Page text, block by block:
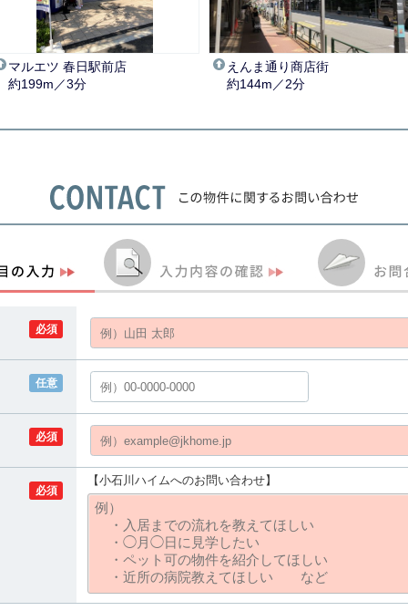
マルエツ 春日駅前店
約199m／3分
えんま通り商店街
約144m／2分
必須
任意
必須
必須
【小石川ハイムへのお問い合わせ】